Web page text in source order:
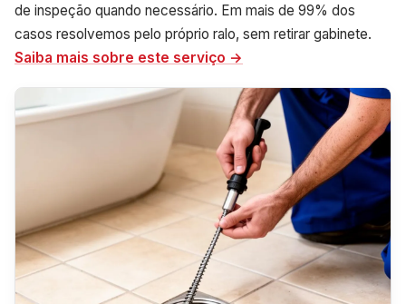
de inspeção quando necessário. Em mais de 99% dos
casos resolvemos pelo próprio ralo, sem retirar gabinete.
Saiba mais sobre este serviço →